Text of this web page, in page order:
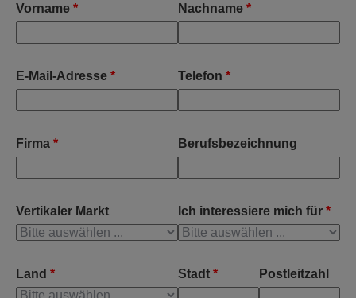
Vorname * Nachname *
E-Mail-Adresse * Telefon *
Firma * Berufsbezeichnung
Vertikaler Markt Ich interessiere mich für *
Land * Stadt * Postleitzahl